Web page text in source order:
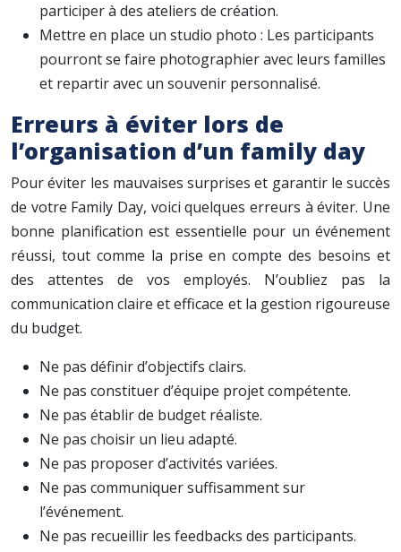
participer à des ateliers de création.
Mettre en place un studio photo : Les participants
pourront se faire photographier avec leurs familles
et repartir avec un souvenir personnalisé.
Erreurs à éviter lors de
l’organisation d’un family day
Pour éviter les mauvaises surprises et garantir le succès
de votre Family Day, voici quelques erreurs à éviter. Une
bonne planification est essentielle pour un événement
réussi, tout comme la prise en compte des besoins et
des attentes de vos employés. N’oubliez pas la
communication claire et efficace et la gestion rigoureuse
du budget.
Ne pas définir d’objectifs clairs.
Ne pas constituer d’équipe projet compétente.
Ne pas établir de budget réaliste.
Ne pas choisir un lieu adapté.
Ne pas proposer d’activités variées.
Ne pas communiquer suffisamment sur
l’événement.
Ne pas recueillir les feedbacks des participants.